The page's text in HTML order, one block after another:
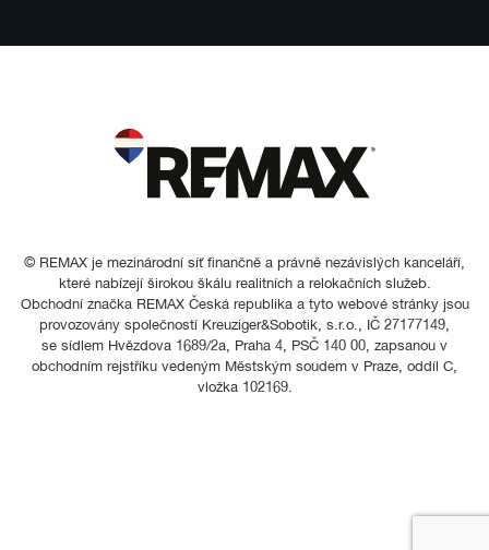
© REMAX je mezinárodní síť finančně a právně nezávislých kanceláří,
které nabízejí širokou škálu realitních a relokačních služeb.
Obchodní značka REMAX Česká republika a tyto webové stránky jsou
provozovány společností Kreuziger&Sobotik, s.r.o., IČ 27177149,
se sídlem Hvězdova 1689/2a, Praha 4, PSČ 140 00, zapsanou v
obchodním rejstříku vedeným Městským soudem v Praze, oddíl C,
vložka 102169.